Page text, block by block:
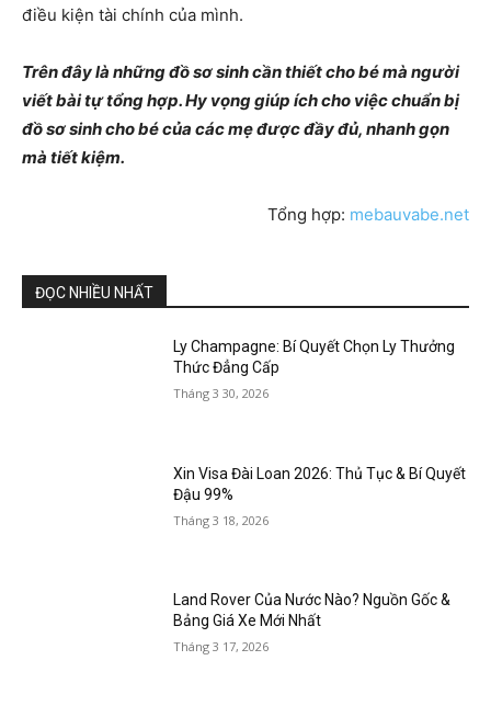
điều kiện tài chính của mình.
Trên đây là những đồ sơ sinh cần thiết cho bé mà người
viết bài tự tổng hợp. Hy vọng giúp ích cho việc chuẩn bị
đồ sơ sinh cho bé của các mẹ được đầy đủ, nhanh gọn
mà tiết kiệm.
Tổng hợp: mebauvabe.net
ĐỌC NHIỀU NHẤT
Ly Champagne: Bí Quyết Chọn Ly Thưởng
Thức Đẳng Cấp
Tháng 3 30, 2026
Xin Visa Đài Loan 2026: Thủ Tục & Bí Quyết
Đậu 99%
Tháng 3 18, 2026
Land Rover Của Nước Nào? Nguồn Gốc &
Bảng Giá Xe Mới Nhất
Tháng 3 17, 2026